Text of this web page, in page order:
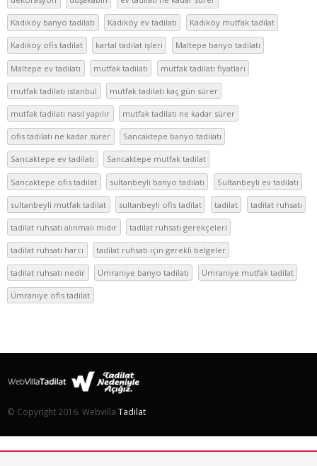
Kadıköy banyo tadilatı Kadıköy ev tadilatı Kadıköy mutfak tadilat
Kadıköy ofis tadilat kartal tadilat işleri Maltepe banyo tadilatı
Maltepe ev tadilatı mutfak tadilatı mutfak tadilatı fiyatları
mutfak tadilatı istanbul mutfak tadilatı kaç gün sürer
mutfak tadilatı nasıl yapılır mutfak tadilatı ne kadar sürer
ofis tadilatı ne kadar sürer Sancaktepe banyo tadilatı
Sancaktepe ev tadilatı Sancaktepe mutfak tadilat
Sancaktepe ofis tadilat sultanbeyli banyo tadilatı Sultanbeyli ev tadilatı
sultanbeyli mutfak tadilat sultanbeyli ofis tadilat tadilat tadilat ruhsatı
tadilat ruhsatı alınmalı mıdır tadilat ruhsatı gerekçeleri
tadilat ruhsatı harcı tadilat ruhsatı için gerekli belgeler
tadilat ruhsatı nedir Ümraniye banyo tadilatı Ümraniye mutfak tadilat
Ümraniye ofis tadilat
© Copyright 2016. Webvilla Tadilat